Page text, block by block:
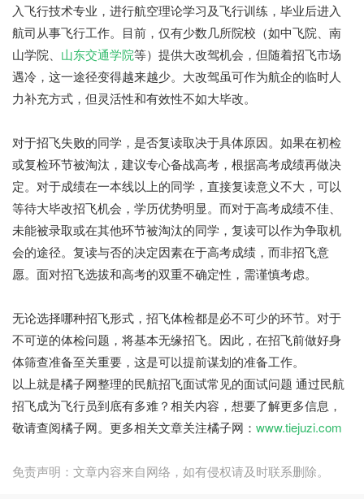
入飞行技术专业，进行航空理论学习及飞行训练，毕业后进入
航司从事飞行工作。目前，仅有少数几所院校（如中飞院、南
山学院、 山东交通学院等）提供大改驾机会，但随着招飞市场
遇冷，这一途径变得越来越少。大改驾虽可作为航企的临时人
力补充方式，但灵活性和有效性不如大毕改。
对于招飞失败的同学，是否复读取决于具体原因。如果在初检
或复检环节被淘汰，建议专心备战高考，根据高考成绩再做决
定。对于成绩在一本线以上的同学，直接复读意义不大，可以
等待大毕改招飞机会，学历优势明显。而对于高考成绩不佳、
未能被录取或在其他环节被淘汰的同学，复读可以作为争取机
会的途径。复读与否的决定因素在于高考成绩，而非招飞意
愿。面对招飞选拔和高考的双重不确定性，需谨慎考虑。
无论选择哪种招飞形式，招飞体检都是必不可少的环节。对于
不可逆的体检问题，将基本无缘招飞。因此，在招飞前做好身
体筛查准备至关重要，这是可以提前谋划的准备工作。
以上就是橘子网整理的民航招飞面试常见的面试问题 通过民航
招飞成为飞行员到底有多难？相关内容，想要了解更多信息，
敬请查阅橘子网。更多相关文章关注橘子网： www.tiejuzi.com
免责声明：文章内容来自网络，如有侵权请及时联系删除。